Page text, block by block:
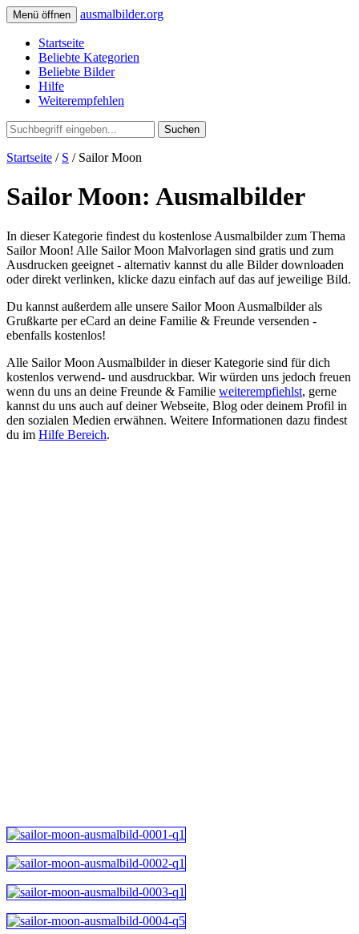
Menü öffnen ausmalbilder.org
Startseite
Beliebte Kategorien
Beliebte Bilder
Hilfe
Weiterempfehlen
Suchen
Startseite / S / Sailor Moon
Sailor Moon: Ausmalbilder
In dieser Kategorie findest du kostenlose Ausmalbilder zum Thema
Sailor Moon! Alle Sailor Moon Malvorlagen sind gratis und zum
Ausdrucken geeignet - alternativ kannst du alle Bilder downloaden
oder direkt verlinken, klicke dazu einfach auf das auf jeweilige Bild.
Du kannst außerdem alle unsere Sailor Moon Ausmalbilder als
Grußkarte per eCard an deine Familie & Freunde versenden -
ebenfalls kostenlos!
Alle Sailor Moon Ausmalbilder in dieser Kategorie sind für dich
kostenlos verwend- und ausdruckbar. Wir würden uns jedoch freuen
wenn du uns an deine Freunde & Familie weiterempfiehlst, gerne
kannst du uns auch auf deiner Webseite, Blog oder deinem Profil in
den sozialen Medien erwähnen. Weitere Informationen dazu findest
du im Hilfe Bereich.